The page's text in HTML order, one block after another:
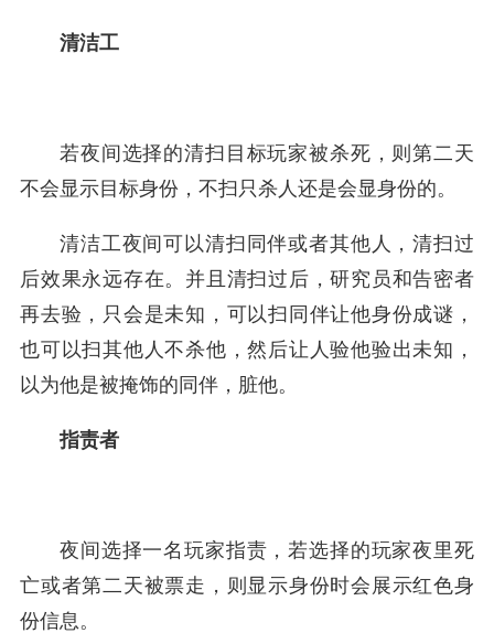
清洁工
若夜间选择的清扫目标玩家被杀死，则第二天
不会显示目标身份，不扫只杀人还是会显身份的。
清洁工夜间可以清扫同伴或者其他人，清扫过
后效果永远存在。并且清扫过后，研究员和告密者
再去验，只会是未知，可以扫同伴让他身份成谜，
也可以扫其他人不杀他，然后让人验他验出未知，
以为他是被掩饰的同伴，脏他。
指责者
夜间选择一名玩家指责，若选择的玩家夜里死
亡或者第二天被票走，则显示身份时会展示红色身
份信息。